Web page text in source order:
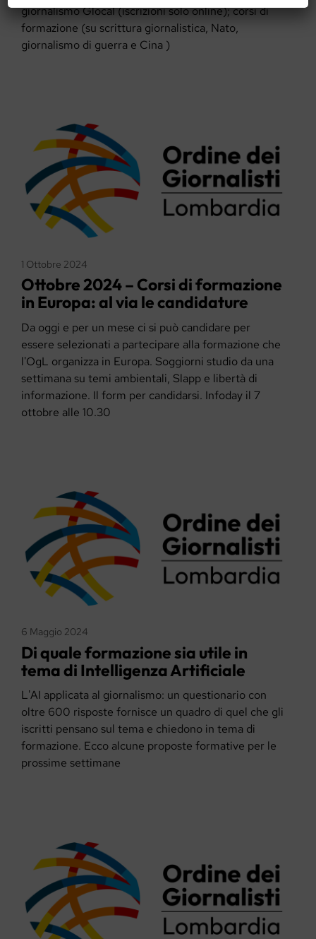
giornalismo GlocaI (iscrizioni solo online); corsi di
formazione (su scrittura giornalistica, Nato,
giornalismo di guerra e Cina )
1 Ottobre 2024
Ottobre 2024 – Corsi di formazione
in Europa: al via le candidature
Da oggi e per un mese ci si può candidare per
essere selezionati a partecipare alla formazione che
l'OgL organizza in Europa. Soggiorni studio da una
settimana su temi ambientali, Slapp e libertà di
informazione. Il form per candidarsi. Infoday il 7
ottobre alle 10.30
6 Maggio 2024
Di quale formazione sia utile in
tema di Intelligenza Artificiale
L'AI applicata al giornalismo: un questionario con
oltre 600 risposte fornisce un quadro di quel che gli
iscritti pensano sul tema e chiedono in tema di
formazione. Ecco alcune proposte formative per le
prossime settimane